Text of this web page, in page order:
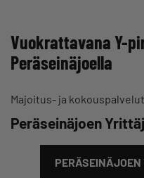
Vuokrattavana Y-
Peräseinäjoella
Majoitus- ja kokouspalvelut
Peräseinäjoen